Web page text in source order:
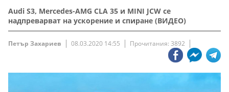
Audi S3, Mercedes-AMG CLA 35 и MINI JCW се
надпреварват на ускорение и спиране (ВИДЕО)
Петър Захариев 08.03.2020 14:55 Прочитания: 3892